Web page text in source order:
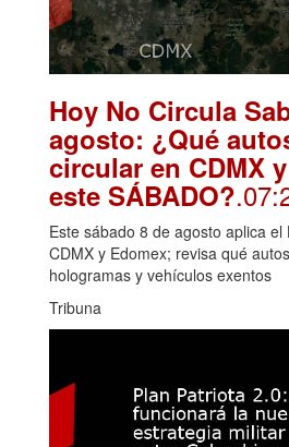
Hoy No Circula
agosto: ¿Qué
circular en CDMX
este SÁBADO?
Este sábado 8 de agosto aplica el
CDMX y Edomex; revisa qué
hologramas y vehículos exentos
Tribuna